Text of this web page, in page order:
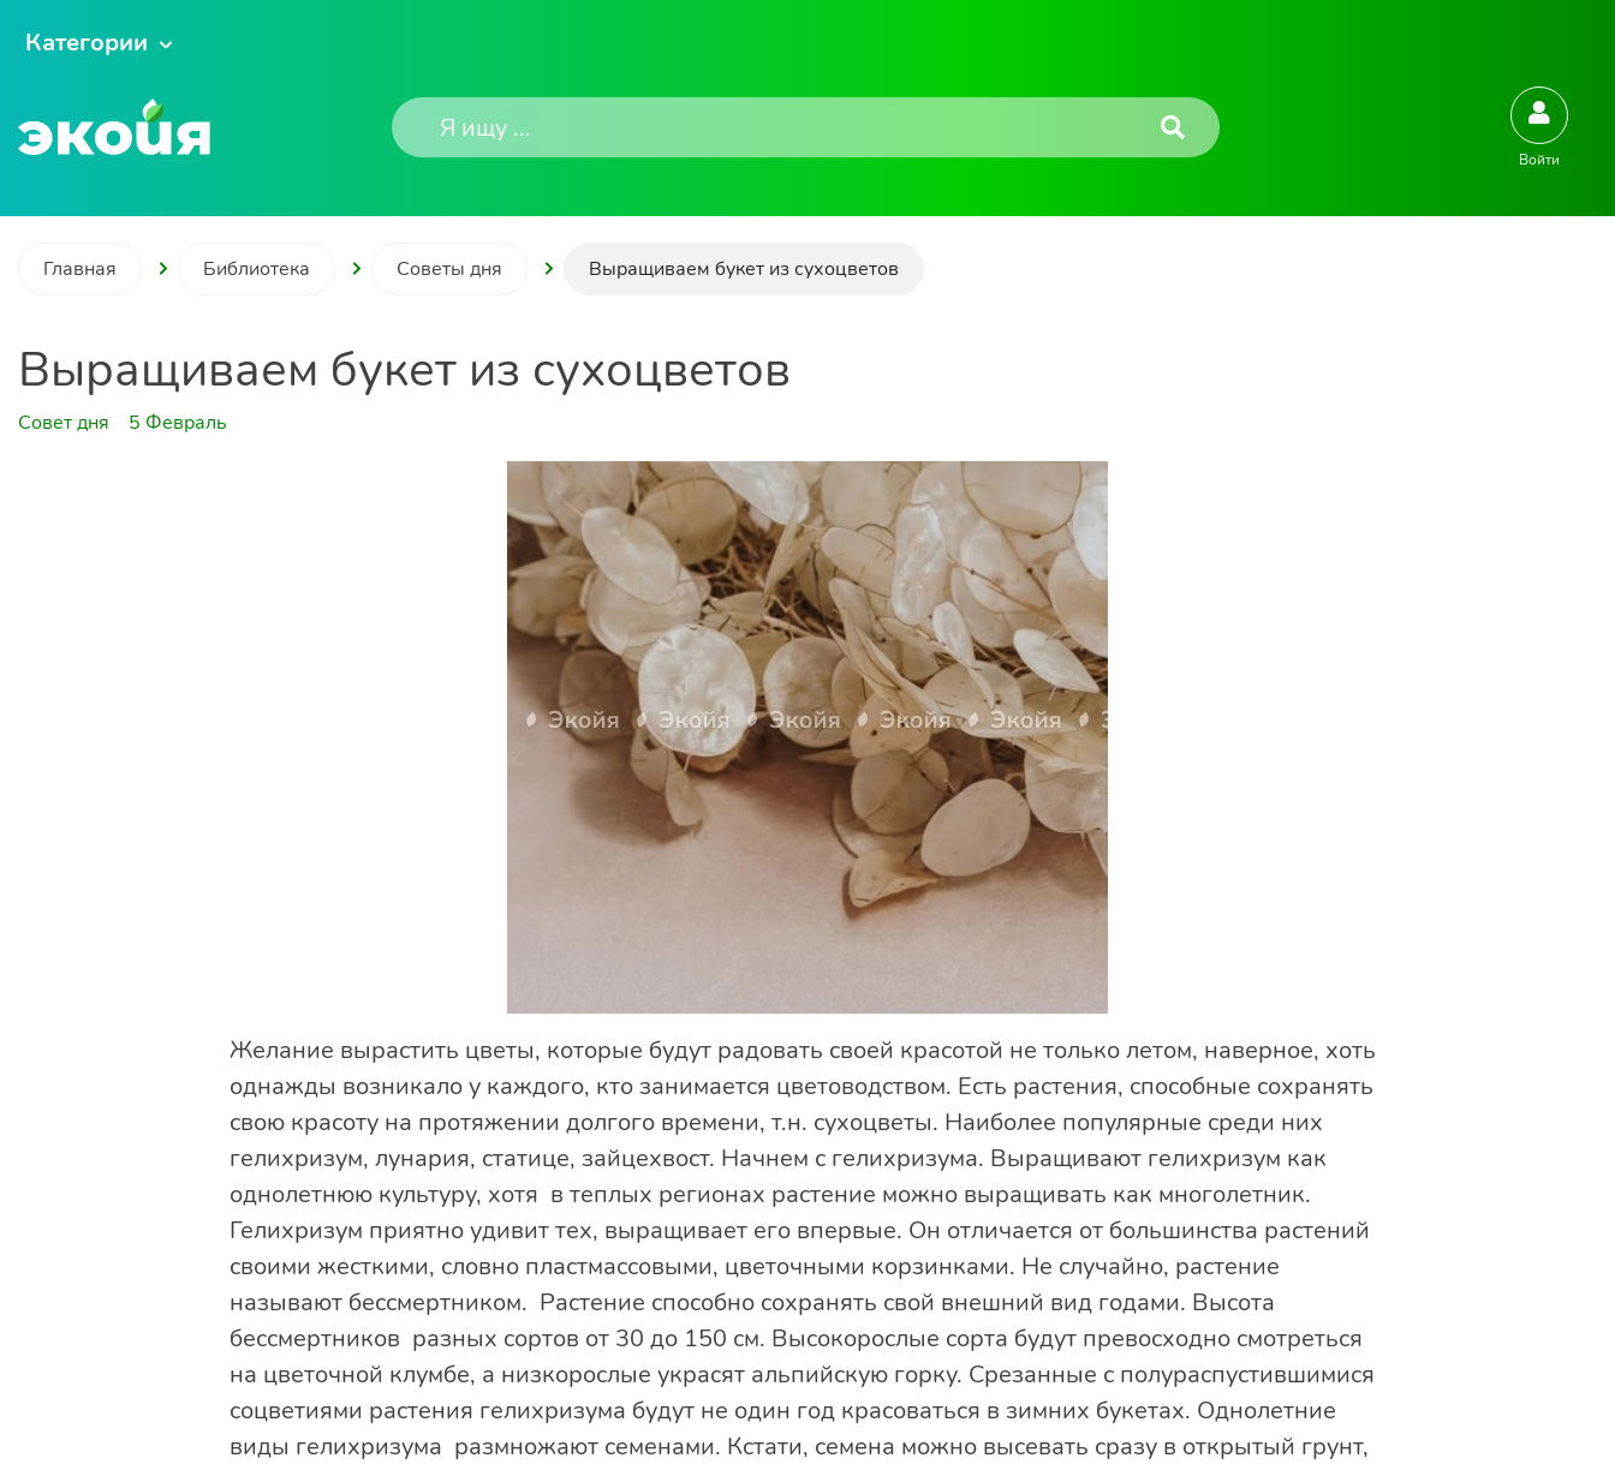
Категории
Войти
Главная Библиотека Советы дня Выращиваем букет из сухоцветов
Выращиваем букет из сухоцветов
Совет дня 5 Февраль
Желание вырастить цветы, которые будут радовать своей красотой не только летом, наверное, хоть
однажды возникало у каждого, кто занимается цветоводством. Есть растения, способные сохранять
свою красоту на протяжении долгого времени, т.н. сухоцветы. Наиболее популярные среди них
гелихризум, лунария, статице, зайцехвост. Начнем с гелихризума. Выращивают гелихризум как
однолетнюю культуру, хотя в теплых регионах растение можно выращивать как многолетник.
Гелихризум приятно удивит тех, выращивает его впервые. Он отличается от большинства растений
своими жесткими, словно пластмассовыми, цветочными корзинками. Не случайно, растение
называют бессмертником. Растение способно сохранять свой внешний вид годами. Высота
бессмертников разных сортов от 30 до 150 см. Высокорослые сорта будут превосходно смотреться
на цветочной клумбе, а низкорослые украсят альпийскую горку. Срезанные с полураспустившимися
соцветиями растения гелихризума будут не один год красоваться в зимних букетах. Однолетние
виды гелихризума размножают семенами. Кстати, семена можно высевать сразу в открытый грунт,